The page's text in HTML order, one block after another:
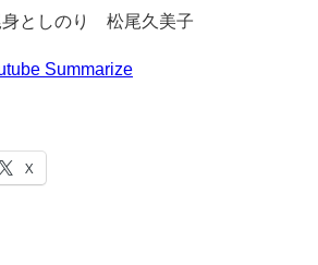
としのり 松尾久美子
Summarize
X